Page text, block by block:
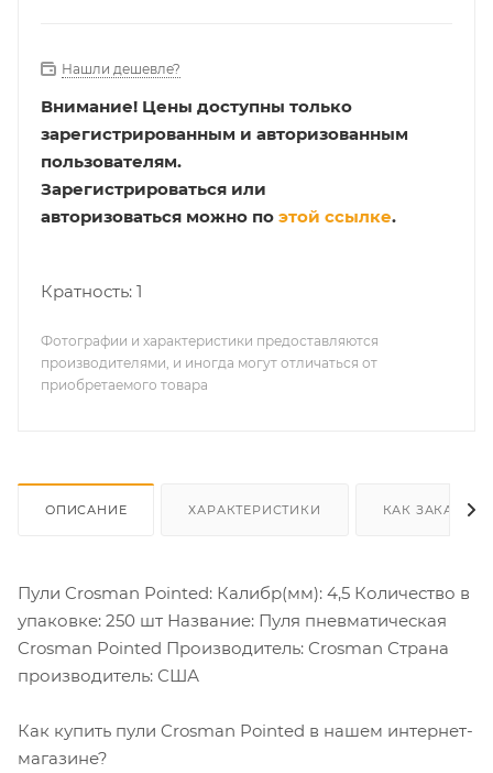
Нашли дешевле?
Внимание! Цены доступны только
зарегистрированным и авторизованным
пользователям.
Зарегистрироваться или
авторизоваться можно по этой ссылке.
Кратность: 1
Фотографии и характеристики предоставляются
производителями, и иногда могут отличаться от
приобретаемого товара
ОПИСАНИЕ ХАРАКТЕРИСТИКИ КАК ЗАКАЗАТЬ
Пули Crosman Pointed: Калибр(мм): 4,5 Количество в
упаковке: 250 шт Название: Пуля пневматическая
Crosman Pointed Производитель: Crosman Страна
производитель: США
Как купить пули Crosman Pointed в нашем интернет-
магазине?